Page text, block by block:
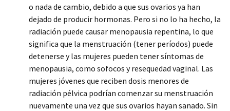
o nada de cambio, debido a que sus ovarios ya han
dejado de producir hormonas. Pero si no lo ha hecho, la
radiación puede causar menopausia repentina, lo que
significa que la menstruación (tener períodos) puede
detenerse y las mujeres pueden tener síntomas de
menopausia, como sofocos y resequedad vaginal. Las
mujeres jóvenes que reciben dosis menores de
radiación pélvica podrían comenzar su menstruación
nuevamente una vez que sus ovarios hayan sanado. Sin